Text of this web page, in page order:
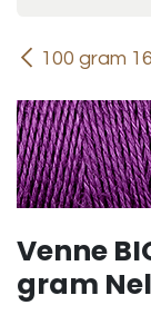
100 gram
Venne
gram